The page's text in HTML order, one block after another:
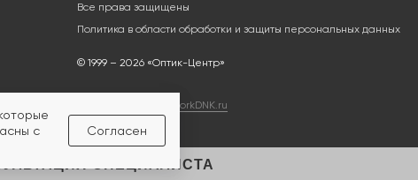
Все права защищены
Политика в области обработки и защиты персональных данных
© 1999 – 2026 «Оптик-Центр»
workDNK.ru
СПЕЦИАЛИСТА
с
Согласен